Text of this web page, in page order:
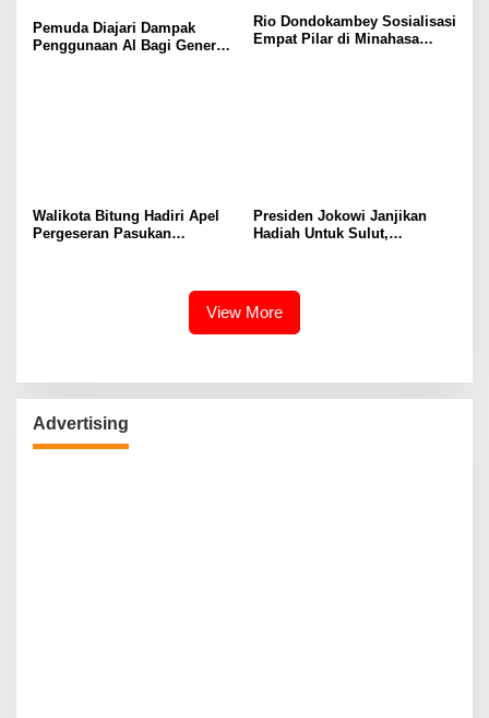
Pemuda Diajari Dampak
Penggunaan Al Bagi Generasi
Rio Dondokambey Sosialisasi
Empat Pilar di Minahasa
Walikota Bitung Hadiri Apel
Pergeseran Pasukan
Presiden Jokowi Janjikan
Hadiah Untuk Sulut,
View More
Advertising